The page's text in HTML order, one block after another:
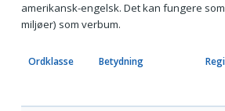
amerikansk-engelsk. Det kan fungere
miljøer) som verbum.
Ordklasse Betydning